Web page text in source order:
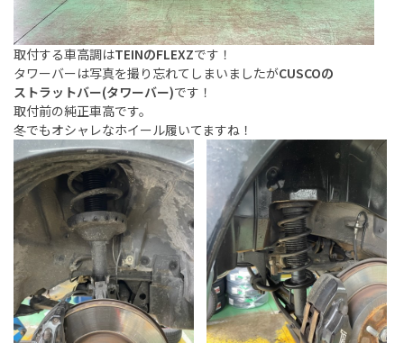
取付する車高調はTEINのFLEXZです！
タワーバーは写真を撮り忘れてしまいましたがCUSCOの
ストラットバー(タワーバー)です！
取付前の純正車高です。
冬でもオシャレなホイール履いてますね！